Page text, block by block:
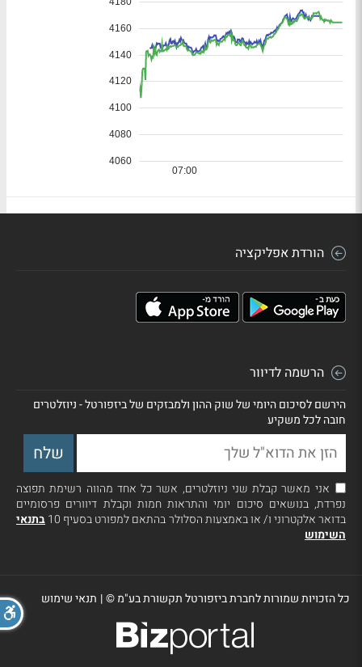
הורדת אפליקציה
הרשמה לדיוור
הירשם לסיכום היומי של שוק ההון ולמבזקים של ביזפורטל - ניוזלטרים
חובה לכל משקיע
אני מאשר קבלת שני ניוזלטרים, אשר כל אחד מהווה רשימת תפוצה
נפרדת, בנושאים סיכום יומי והתראות חמות וקבלת דיוורים פרסומיים
בדואר אלקטרוני ו/ או באמצעות הסלולר בהתאם למפורט בסעיף 10
בתנאי
השימוש
כל הזכויות שמורות לחברת ביזפורטל תקשורת בע"מ ©| תנאי שימוש